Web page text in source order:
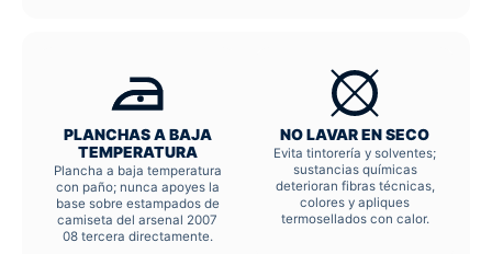
PLANCHAS A BAJA
TEMPERATURA
Plancha a baja temperatura
con paño; nunca apoyes la
base sobre estampados de
camiseta del arsenal 2007
08 tercera directamente.
NO LAVAR EN SECO
Evita tintorería y solventes;
sustancias químicas
deterioran fibras técnicas,
colores y apliques
termosellados con calor.